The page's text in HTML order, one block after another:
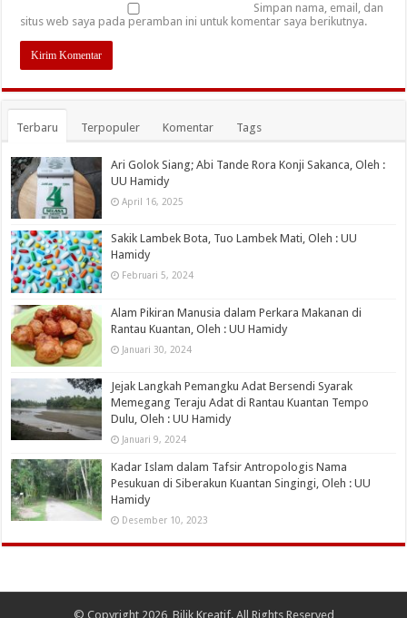
Simpan nama, email, dan
situs web saya pada peramban ini untuk komentar saya berikutnya.
Terbaru Terpopuler Komentar Tags
Ari Golok Siang; Abi Tande Rora Konji Sakanca, Oleh :
UU Hamidy
April 16, 2025
Sakik Lambek Bota, Tuo Lambek Mati, Oleh : UU
Hamidy
Februari 5, 2024
Alam Pikiran Manusia dalam Perkara Makanan di
Rantau Kuantan, Oleh : UU Hamidy
Januari 30, 2024
Jejak Langkah Pemangku Adat Bersendi Syarak
Memegang Teraju Adat di Rantau Kuantan Tempo
Dulu, Oleh : UU Hamidy
Januari 9, 2024
Kadar Islam dalam Tafsir Antropologis Nama
Pesukuan di Siberakun Kuantan Singingi, Oleh : UU
Hamidy
Desember 10, 2023
© Copyright 2026, Bilik Kreatif. All Rights Reserved